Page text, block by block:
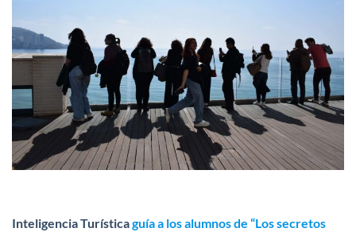
Inteligencia Turísticaguía a los alumnos de “Los secretos